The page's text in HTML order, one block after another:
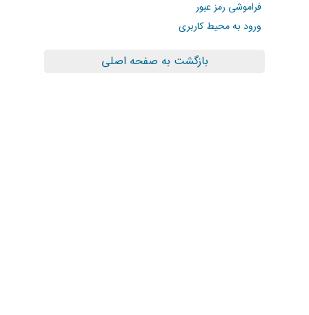
فراموشی رمز عبور
ورود به محیط کاربری
بازگشت به صفحه اصلی